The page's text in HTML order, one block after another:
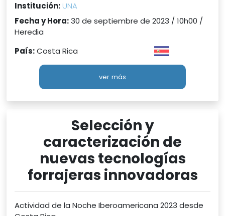
Institución: UNA
Fecha y Hora:30 de septiembre de 2023 / 10h00 /
Heredia
País:Costa Rica
ver más
Selección y
caracterización de
nuevas tecnologías
forrajeras innovadoras
Actividad de la Noche Iberoamericana 2023 desde